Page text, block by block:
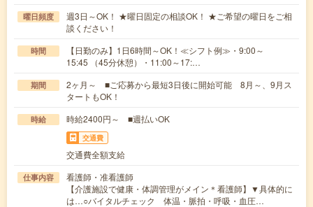
曜日頻度
週3日～OK！ ★曜日固定の相談OK！ ★ご希望の曜日をご相
談ください！
時間
【日勤のみ】1日6時間～OK！≪シフト例≫・9:00～
15:45 （45分休憩）・11:00～17:…
期間
2ヶ月～ ■ご応募から最短3日後に開始可能 8月～、9月ス
タートもOK！
時給 時給2400円～ ■週払いOK
交通費
交通費全額支給
仕事内容
看護師・准看護師
【介護施設で健康・体調管理がメイン＊看護師】▼具体的に
は…○バイタルチェック 体温・脈拍・呼吸・血圧…